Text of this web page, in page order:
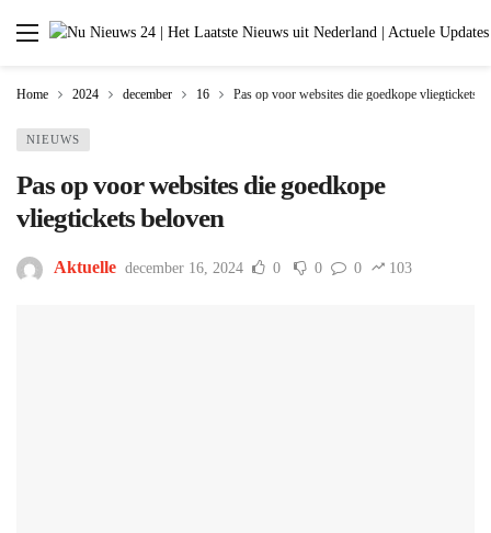
Home 2024 december 16 Pas op voor websites die goedkope vliegtickets
NIEUWS
Pas op voor websites die goedkope
vliegtickets beloven
Aktuelle december 16, 2024 0 0 0 103